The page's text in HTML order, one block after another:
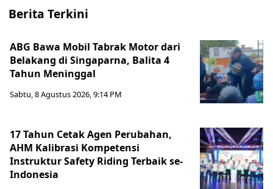
Berita Terkini
ABG Bawa Mobil Tabrak Motor dari
Belakang di Singaparna, Balita 4
Tahun Meninggal
Sabtu, 8 Agustus 2026, 9:14 PM
17 Tahun Cetak Agen Perubahan,
AHM Kalibrasi Kompetensi
Instruktur Safety Riding Terbaik se-
Indonesia